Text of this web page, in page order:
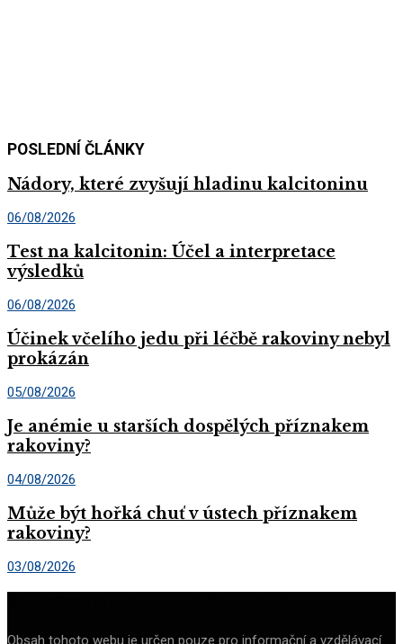
POSLEDNÍ ČLÁNKY
Nádory, které zvyšují hladinu kalcitoninu
06/08/2026
Test na kalcitonin: Účel a interpretace
výsledků
06/08/2026
Účinek včelího jedu při léčbě rakoviny nebyl
prokázán
05/08/2026
Je anémie u starších dospělých příznakem
rakoviny?
04/08/2026
Může být hořká chuť v ústech příznakem
rakoviny?
03/08/2026
Obsah tohoto webu je určen pouze pro informační a vzdělávací